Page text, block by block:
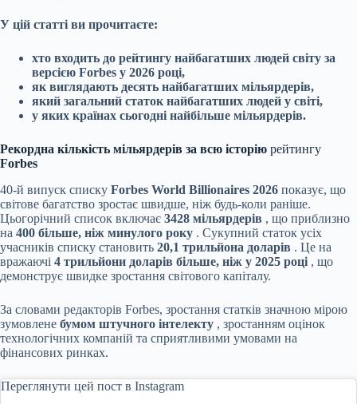
У цій статті ви прочитаєте:
хто входить до рейтингу найбагатших людей світу за
версією Forbes у 2026 році,
як виглядають десять найбагатших мільярдерів,
який загальний статок найбагатших людей у світі,
у яких країнах сьогодні найбільше мільярдерів.
Рекордна кількість мільярдерів за всю історію рейтингу
Forbes
40-й випуск списку Forbes World Billionaires 2026 показує, що
світове багатство зростає швидше, ніж будь-коли раніше.
Цьогорічний список включає 3428 мільярдерів , що приблизно
на 400 більше, ніж минулого року . Сукупний статок усіх
учасників списку становить 20,1 трильйона доларів . Це на
вражаючі 4 трильйони доларів більше, ніж у 2025 році , що
демонструє швидке зростання світового капіталу.
За словами редакторів Forbes, зростання статків значною мірою
зумовлене бумом штучного інтелекту , зростанням оцінок
технологічних компаній та сприятливими умовами на
фінансових ринках.
Переглянути цей пост в Instagram